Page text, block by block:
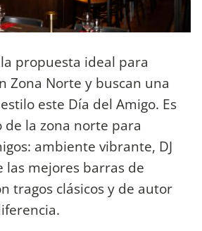
propuesta ideal para
Zona Norte y buscan una
este Día del Amigo. Es
la zona norte para
ambiente vibrante, DJ
las mejores barras de
tragos clásicos y de autor